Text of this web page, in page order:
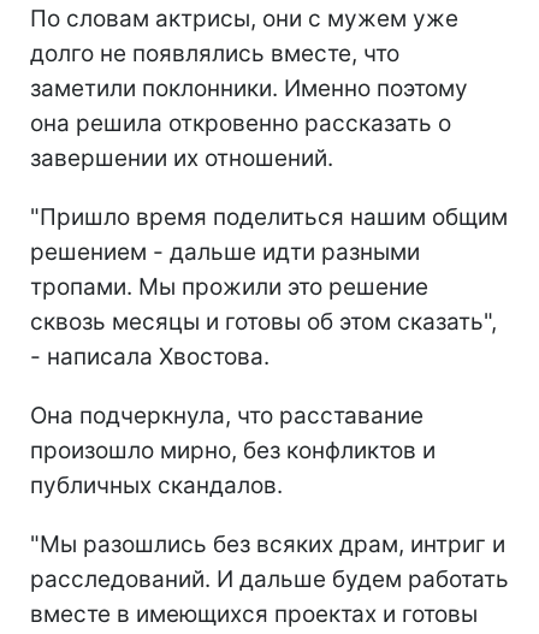
По словам актрисы, они с мужем уже
долго не появлялись вместе, что
заметили поклонники. Именно поэтому
она решила откровенно рассказать о
завершении их отношений.
"Пришло время поделиться нашим общим
решением - дальше идти разными
тропами. Мы прожили это решение
сквозь месяцы и готовы об этом сказать",
- написала Хвостова.
Она подчеркнула, что расставание
произошло мирно, без конфликтов и
публичных скандалов.
"Мы разошлись без всяких драм, интриг и
расследований. И дальше будем работать
вместе в имеющихся проектах и готовы